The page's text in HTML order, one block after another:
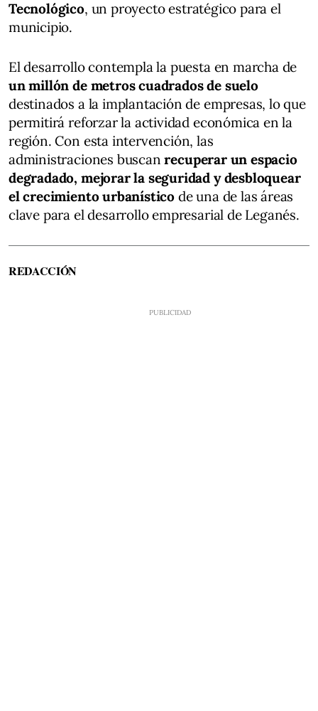
Tecnológico, un proyecto estratégico para el
municipio.
El desarrollo contempla la puesta en marcha de
un millón de metros cuadrados de suelo
destinados a la implantación de empresas, lo que
permitirá reforzar la actividad económica en la
región. Con esta intervención, las
administraciones buscanrecuperar un espacio
degradado, mejorar la seguridad y desbloquear
el crecimiento urbanístico de una de las áreas
clave para el desarrollo empresarial de Leganés.
REDACCIÓN